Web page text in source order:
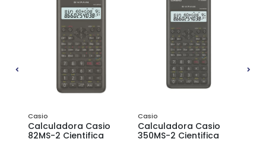
Casio
Calculadora Casio
82MS-2 Cientifica
Casio
Calculadora Casio
350MS-2 Cientifica